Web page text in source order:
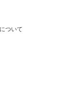
ついて